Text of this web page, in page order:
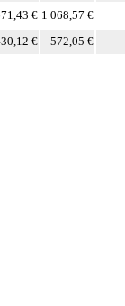
€ 1 068,57 €
€ 572,05 €